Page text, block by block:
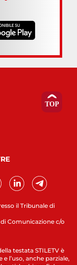
il Tribunale di
Comunicazione c/o
testata STILETV è
l’uso, anche parziale,